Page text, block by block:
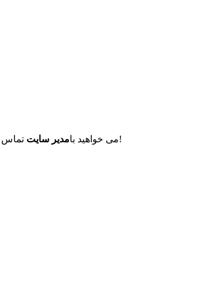
می خواهید بامدیر سایت
تماس بگیرید؟ همین الان ملحق شوید، همین الان بپیوندید!